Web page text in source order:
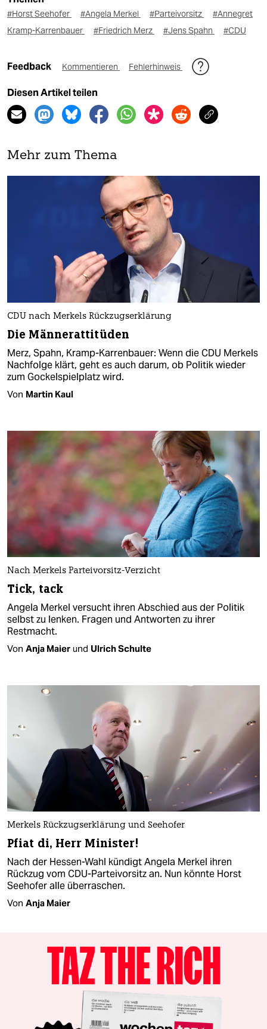
#Horst Seehofer #Angela Merkel #Parteivorsitz
#Annegret
Kramp-Karrenbauer
#Friedrich Merz #Jens Spahn #CDU
Feedback Kommentieren Fehlerhinweis
Diesen Artikel teilen
Mehr zum Thema
CDU nach Merkels Rückzugserklärung
Die Männerattitüden
Merz, Spahn, Kramp-Karrenbauer: Wenn die CDU Merkels
Nachfolge klärt, geht es auch darum, ob Politik wieder
zum Gockelspielplatz wird.
Von Martin Kaul
Nach Merkels Parteivorsitz-Verzicht
Tick, tack
Angela Merkel versucht ihren Abschied aus der Politik
selbst zu lenken. Fragen und Antworten zu ihrer
Restmacht.
Von Anja Maier und Ulrich Schulte
Merkels Rückzugserklärung und Seehofer
Pfiat di, Herr Minister!
Nach der Hessen-Wahl kündigt Angela Merkel ihren
Rückzug vom CDU-Parteivorsitz an. Nun könnte Horst
Seehofer alle überraschen.
Von Anja Maier